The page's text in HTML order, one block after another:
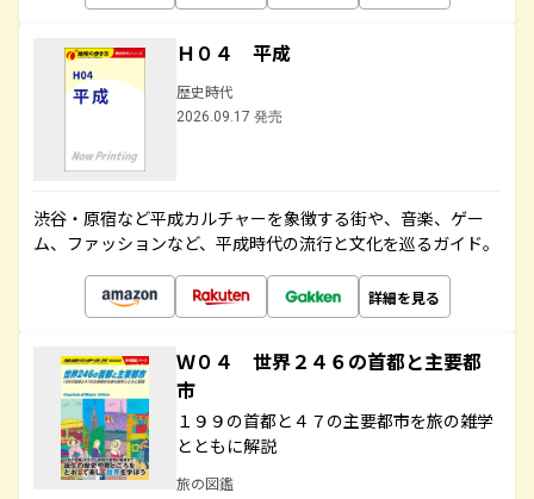
Ｈ０４ 平成
歴史時代
2026.09.17 発売
渋谷・原宿など平成カルチャーを象徴する街や、音楽、ゲー
ム、ファッションなど、平成時代の流行と文化を巡るガイド。
詳細を見る
Ｗ０４ 世界２４６の首都と主要都
市
１９９の首都と４７の主要都市を旅の雑学
とともに解説
旅の図鑑